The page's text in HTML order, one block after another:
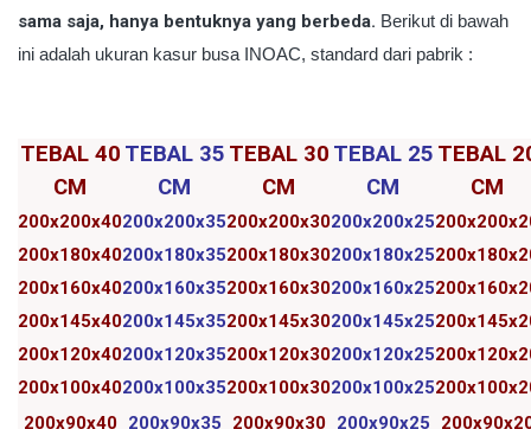
sama saja, hanya bentuknya yang berbeda. Berikut di bawah
ini adalah ukuran kasur busa INOAC, standard dari pabrik :
TEBAL 40
CM
TEBAL 35
CM
TEBAL 30
CM
TEBAL 25
CM
TEBAL
CM
200x200x40200x200x35200x200x30200x200x25
200x180x40200x180x35200x180x30200x180x25
200x160x40200x160x35200x160x30200x160x25
200x145x40200x145x35200x145x30200x145x25
200x120x40200x120x35200x120x30200x120x25
200x100x40200x100x35200x100x30200x100x25
200x90x40 200x90x35 200x90x30 200x90x25